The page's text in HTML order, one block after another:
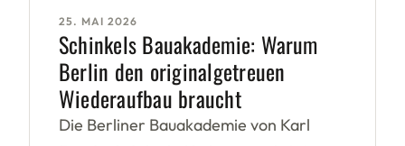
25. MAI 2026
Schinkels Bauakademie: Warum
Berlin den originalgetreuen
Wiederaufbau braucht
Die Berliner Bauakademie von Karl